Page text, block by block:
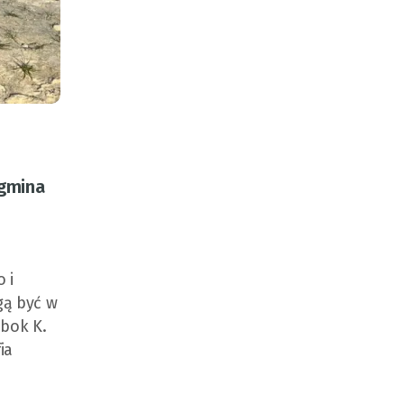
i
być w
K.